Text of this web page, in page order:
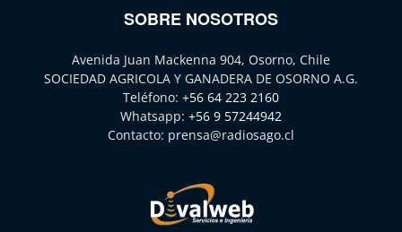
SOBRE NOSOTROS
Avenida Juan Mackenna 904, Osorno, Chile
SOCIEDAD AGRICOLA Y GANADERA DE OSORNO A.G.
Teléfono: +56 64 223 2160
Whatsapp: +56 9 57244942
Contacto: prensa@radiosago.cl